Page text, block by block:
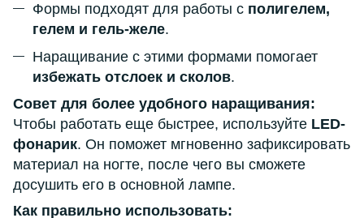
Формы подходят для работы с полигелем,
гелем и гель-желе.
Наращивание с этими формами помогает
избежать отслоек и сколов.
Совет для более удобного наращивания:
Чтобы работать еще быстрее, используйте LED-
фонарик. Он поможет мгновенно зафиксировать
материал на ногте, после чего вы сможете
досушить его в основной лампе.
Как правильно использовать: